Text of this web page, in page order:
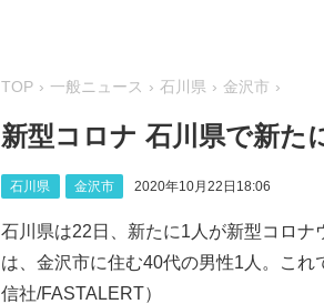
TOP 一般ニュース 石川県 金沢市
新型コロナ 石川県で新た
石川県 金沢市 2020年10月22日18:06
石川県は22日、新たに1人が新型コロ
は、金沢市に住む40代の男性1人。こ
信社/FASTALERT）